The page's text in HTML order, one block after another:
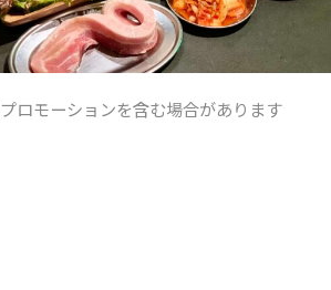
ロモーションを含む場合があります